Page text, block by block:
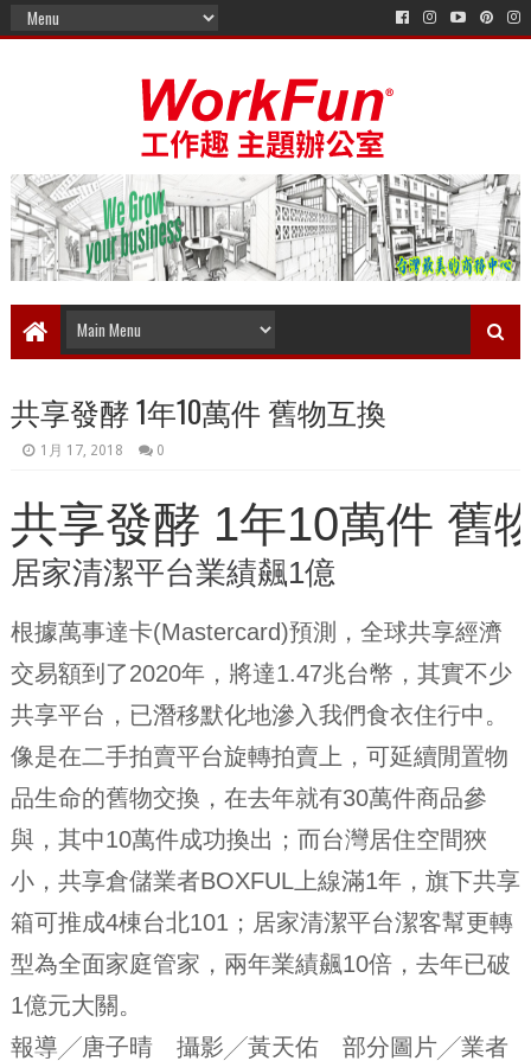
共享發酵 1年10萬件 舊物互換
1月 17, 2018 0
共享發酵 1年10萬件 舊
居家清潔平台業績飆1億
根據萬事達卡(Mastercard)預測，全球共享經濟
交易額到了2020年，將達1.47兆台幣，其實不少
共享平台，已潛移默化地滲入我們食衣住行中。
像是在二手拍賣平台旋轉拍賣上，可延續閒置物
品生命的舊物交換，在去年就有30萬件商品參
與，其中10萬件成功換出；而台灣居住空間狹
小，共享倉儲業者BOXFUL上線滿1年，旗下共享
箱可推成4棟台北101；居家清潔平台潔客幫更轉
型為全面家庭管家，兩年業績飆10倍，去年已破
1億元大關。
報導╱唐子晴 攝影╱黃天佑 部分圖片╱業者